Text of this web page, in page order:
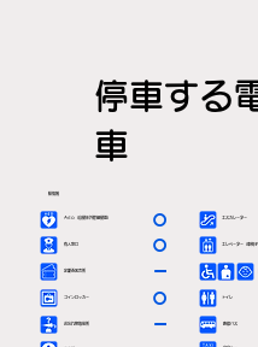
停車する
車
駅情報
ＡＥＤ（自動体外除細動器）
有人窓口
定期券発売所
エスカレーター
エレベーター（車椅子
〇
〇
ー
コインロッカー トイレ
〇
お忘れ物取扱所 ー 路線バス